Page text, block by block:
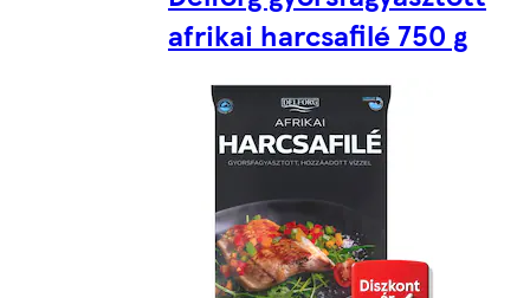
afrikai harcsafilé 750 g